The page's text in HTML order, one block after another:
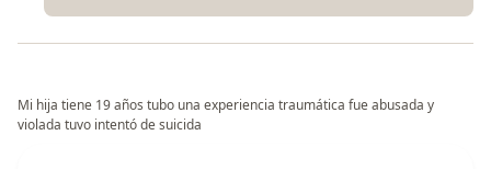
Mi hija tiene 19 años tubo una experiencia traumática fue abusada y
violada tuvo intentó de suicida